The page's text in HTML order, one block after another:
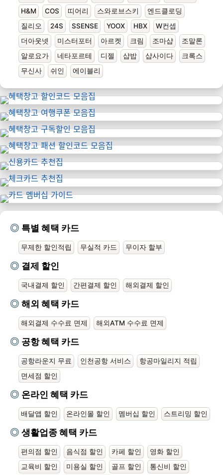
H&M COS 띠어리 스와로브스키
엔드클로딩
질리오
24S SSENSE YOOX HBX
W컨셉
더아웃넷
미스터포터 아르켓 크림 조마샵
조말론
알로요가
네타포르테 디젤 샵밥 샵사이다
크록스
무신사
쉬인 에이블리
특별 혜택 카드
무제한 할인적립 무실적 카드 무이자 할부
결제 할인
국내결제 할인 간편결제 할인 해외결제 할인
해외 혜택 카드
해외결제 수수료 면제 해외ATM 수수료 면제
공항 혜택 카드
공항라운지 무료 인천공항 서비스
항공마일리지 적립
면세점 할인
온라인 혜택 카드
배달앱 할인 온라인몰 할인 멤버십 할인 스트리밍 할인
생활업종 혜택 카드
편의점 할인 음식점 할인 카페 할인
영화 할인
교육비 할인
미용실 할인 골프 할인
통신비 할인